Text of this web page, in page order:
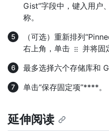
Gist”字段中，键入用户
称。
（可选）重新排列
右上角，单击
并将固
最多选择六个存储库和
单击“保存固定项”****。
延伸阅读